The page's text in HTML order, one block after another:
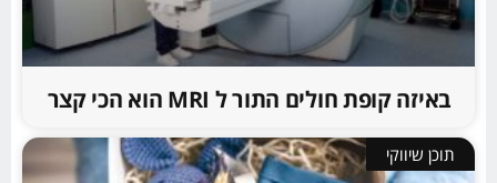
באיזה קופת חולים התור ל MRI הוא הכי קצר
תוכן שיווקי